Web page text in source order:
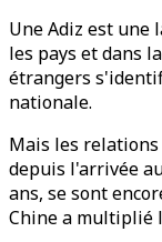
Une Adiz est
les pays et dans
étrangers
nationale.
Mais les
depuis l'arrivée
ans, se sont
Chine a multiplié